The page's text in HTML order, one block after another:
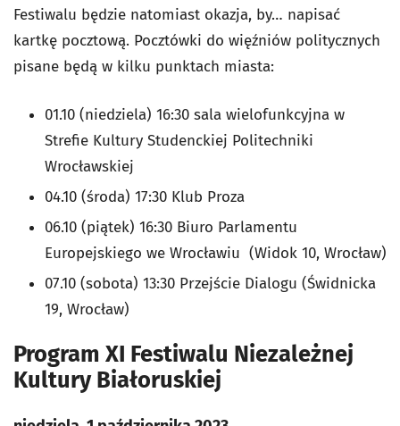
Festiwalu będzie natomiast okazja, by… napisać
kartkę pocztową. Pocztówki do więźniów politycznych
pisane będą w kilku punktach miasta:
01.10 (niedziela) 16:30 sala wielofunkcyjna w
Strefie Kultury Studenckiej Politechniki
Wrocławskiej
04.10 (środa) 17:30 Klub Proza
06.10 (piątek) 16:30 Biuro Parlamentu
Europejskiego we Wrocławiu (Widok 10, Wrocław)
07.10 (sobota) 13:30 Przejście Dialogu (Świdnicka
19, Wrocław)
Program XI Festiwalu Niezależnej
Kultury Białoruskiej